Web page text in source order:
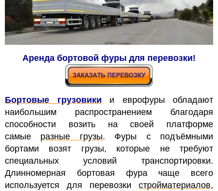
Аренда бортовой фуры для перевозки!
Бортовые грузовики
и еврофуры обладают
наибольшим распространением благодаря
способности возить на своей платформе
самые разные грузы. Фуры с подъёмными
бортами возят грузы, которые не требуют
специальных условий транспортировки.
Длинномерная бортовая фура чаще всего
используется для перевозки стройматериалов,